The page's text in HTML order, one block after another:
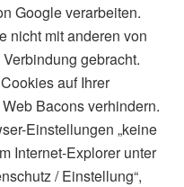
Google verarbeiten.
nicht mit anderen von
gebracht.
auf Ihrer
Bacons verhindern.
Einstellungen „keine
Internet-Explorer unter
/ Einstellung“,